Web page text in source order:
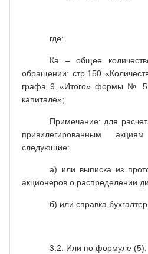
где:
Ка – общее
обращении: стр.150
графа 9 «Итого» формы № 5
капитале»;
Примечание: для
привилегированным
следующие:
а) или выписка из
акционеров о распределении
б) или справка
3.2. Или по формуле (5):